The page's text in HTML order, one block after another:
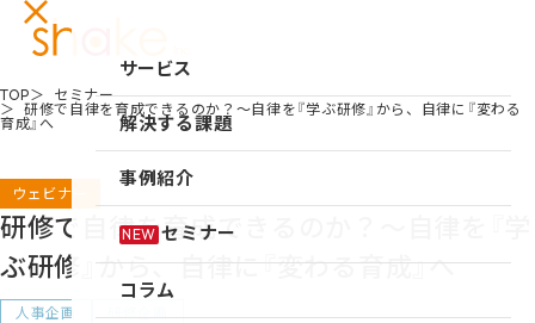
サービス
サービスTOP
キャリア自律
仕組み作り
解決する課題
事例紹介
NEW セミナー
コラム
TOP
セミナー
研修で自律を育成できるのか？～自律を『学ぶ研修』から、自律に『変わる
育成』へ
ウェビナー
研修で自律を育成できるのか？～自律を『学
ぶ研修』から、自律に『変わる育成』へ
人事企画 研修企画